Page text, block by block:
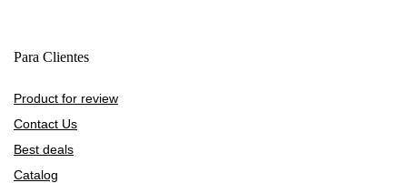
Para Clientes
Product for review
Contact Us
Best deals
Catalog